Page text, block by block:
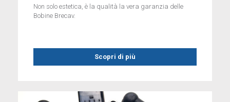
Non solo estetica, è la qualità la vera garanzia delle
Bobine Brecav.
Scopri di più